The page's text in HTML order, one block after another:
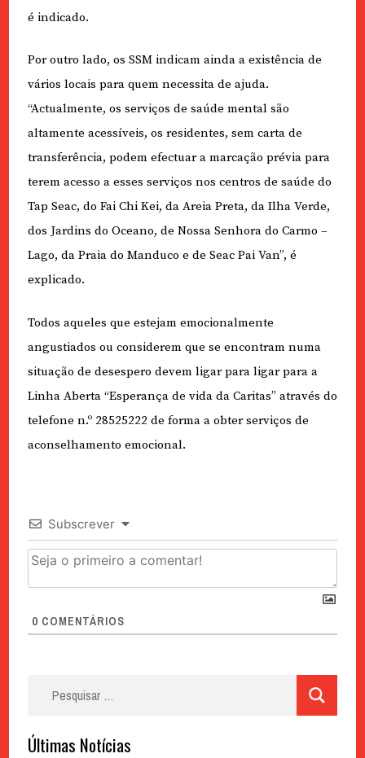
é indicado.
Por outro lado, os SSM indicam ainda a existência de
vários locais para quem necessita de ajuda.
“Actualmente, os serviços de saúde mental são
altamente acessíveis, os residentes, sem carta de
transferência, podem efectuar a marcação prévia para
terem acesso a esses serviços nos centros de saúde do
Tap Seac, do Fai Chi Kei, da Areia Preta, da Ilha Verde,
dos Jardins do Oceano, de Nossa Senhora do Carmo –
Lago, da Praia do Manduco e de Seac Pai Van”, é
explicado.
Todos aqueles que estejam emocionalmente
angustiados ou considerem que se encontram numa
situação de desespero devem ligar para ligar para a
Linha Aberta “Esperança de vida da Caritas” através do
telefone n.º 28525222 de forma a obter serviços de
aconselhamento emocional.
Subscrever
0 COMENTÁRIOS
Últimas Notícias